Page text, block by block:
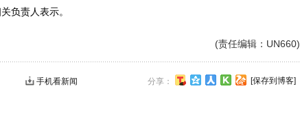
负责人表示。
(责任编辑：UN660)
分享： [保存到博客]
手机看新闻